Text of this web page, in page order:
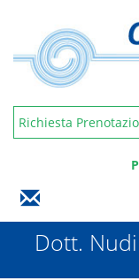
Richiesta
Dott.